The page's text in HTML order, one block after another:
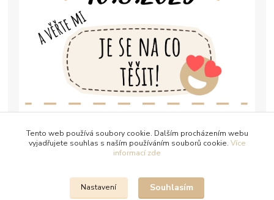
Tento web používá soubory cookie. Dalším procházením webu
vyjadřujete souhlas s naším používáním souborů cookie. Více
informací zde
Nastavení Souhlasím